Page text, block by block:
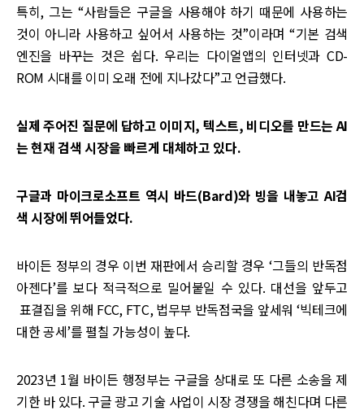
특히, 그는 “사람들은 구글을 사용해야 하기 때문에 사용하는
것이 아니라 사용하고 싶어서 사용하는 것”이라며 “기본 검색
엔진을 바꾸는 것은 쉽다. 우리는 다이얼앱의 인터넷과 CD-
ROM 시대를 이미 오래 전에 지나갔다”고 언급했다.
실제 주어진 질문에 답하고 이미지, 텍스트, 비디오를 만드는 AI
는 현재 검색 시장을 빠르게 대체하고 있다.
구글과 마이크로소프트 역시 바드(Bard)와 빙을 내놓고 AI검
색 시장에 뛰어들었다.
바이든 정부의 경우 이번 재판에서 승리할 경우 ‘그들의 반독점
아젠다’를 보다 적극적으로 밀어붙일 수 있다. 대선을 앞두고
표결집을 위해 FCC, FTC, 법무부 반독점국을 앞세워 ‘빅테크에
대한 공세’를 펼칠 가능성이 높다.
2023년 1월 바이든 행정부는 구글을 상대로 또 다른 소송을 제
기한 바 있다. 구글 광고 기술 사업이 시장 경쟁을 해친다며 다른